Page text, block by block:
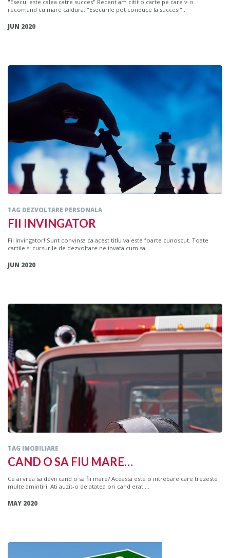
"Esecul este calea catre succes" Recent am citit o carte pe care v-o
recomand cu mare caldura: "Esecurile pot conduce la succes!"...
JUN 2020
TAG DEZVOLTARE PERSONALA
FII INVINGATOR
Fii Invingator! Sunt convinsa ca acest titlu va este foarte cunoscut. Toate
cartile si cursurile de dezvoltare ne invata cum sa...
JUN 2020
TAG IMOBILIARE
CAND O SA FIU MARE…
Ce ai vrea sa devii cand o sa fii mare? Aceasta este o intrebare care trezeste
multe amintiri. Ati auzit-o de atatea ori cand erati...
MAY 2020